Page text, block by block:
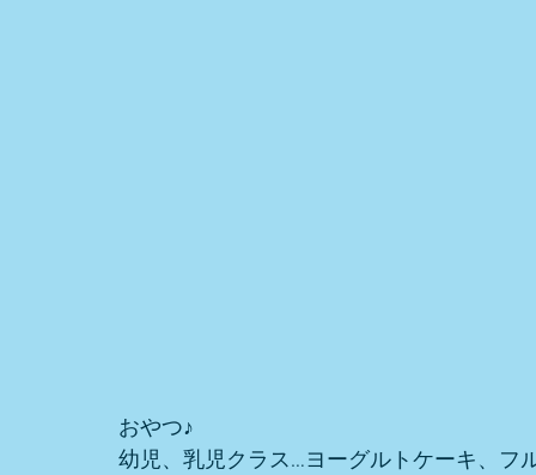
おやつ♪
幼児、乳児クラス…ヨーグルトケーキ、フ